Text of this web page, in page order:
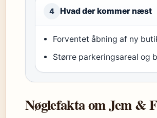
4 Hvad der kommer næst
Forventet åbning af ny
Større parkeringsareal og
Nøglefakta om Jem &